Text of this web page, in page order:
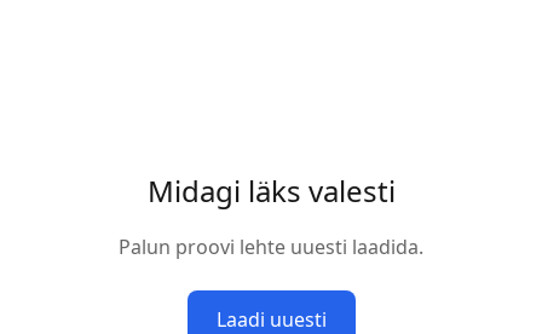
Midagi läks valesti
Palun proovi lehte uuesti laadida.
Laadi uuesti